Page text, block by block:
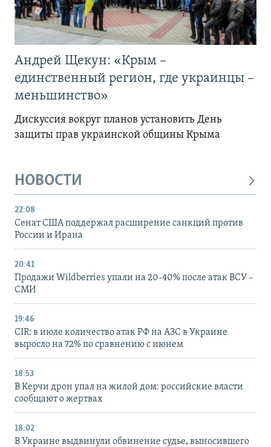
Андрей Щекун: «Крым –
единственный регион, где украинцы –
меньшинство»
Дискуссия вокруг планов установить День
защиты прав украинской общины Крыма
НОВОСТИ
22:08
Сенат США поддержал расширение санкций против
России и Ирана
20:41
Продажи Wildberries упали на 20-40% после атак ВСУ –
СМИ
19:46
CIR: в июле количество атак РФ на АЗС в Украине
выросло на 72% по сравнению с июнем
18:53
В Керчи дрон упал на жилой дом: российские власти
сообщают о жертвах
18:02
В Украине выдвинули обвинение судье, выносившего